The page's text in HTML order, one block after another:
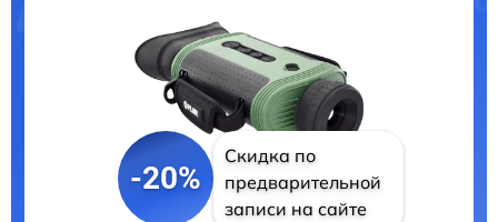
-20%
Скидка по
предварительной
записи на сайте